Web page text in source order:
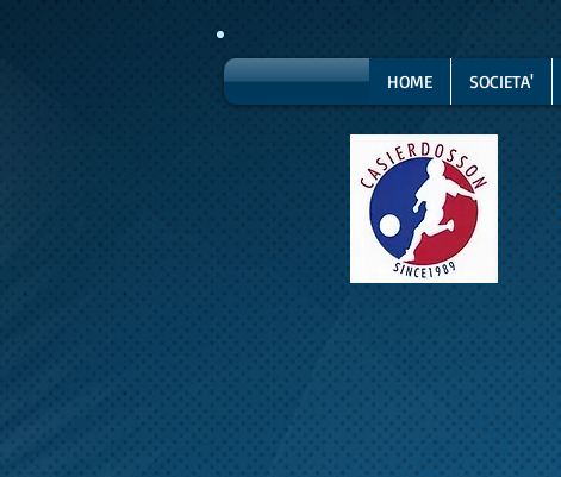
HOME SOCIETA'